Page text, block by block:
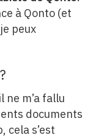
à Qonto (et
peux
ne m’a fallu
documents
cela s’est